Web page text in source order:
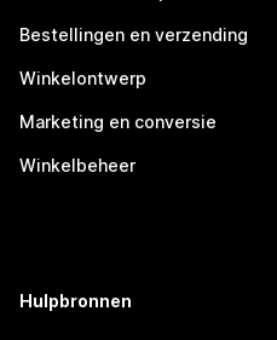
Bestellingen en verzending
Winkelontwerp
Marketing en conversie
Winkelbeheer
Hulpbronnen